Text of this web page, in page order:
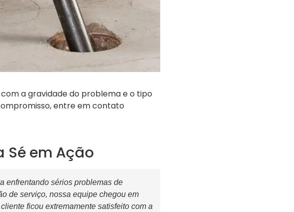
a gravidade do problema e o tipo
entre em contato
Sé em Ação
enfrentando sérios problemas de
de serviço, nossa equipe chegou em
ficou extremamente satisfeito com a